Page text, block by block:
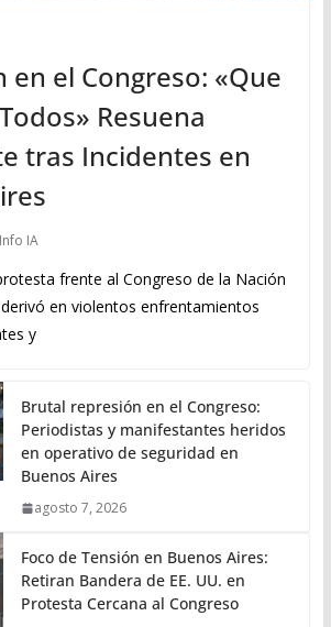
en el Congreso: «Que
Resuena
tras Incidentes en
Info IA
frente al Congreso de la Nación
en violentos enfrentamientos
y
Brutal represión en el Congreso:
Periodistas y manifestantes heridos
en operativo de seguridad en
Buenos Aires
agosto 7, 2026
Foco de Tensión en Buenos Aires:
Retiran Bandera de EE. UU. en
Protesta Cercana al Congreso